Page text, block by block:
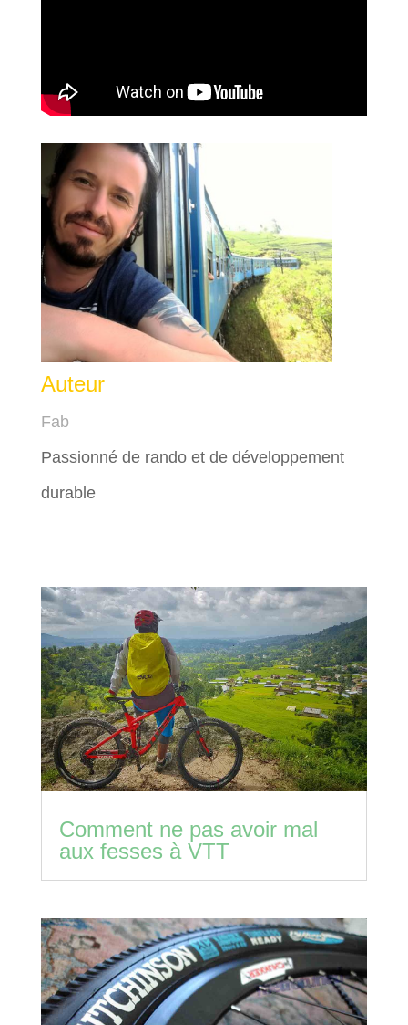
Auteur
Fab
Passionné de rando et de développement
durable
Comment ne pas avoir mal
aux fesses à VTT